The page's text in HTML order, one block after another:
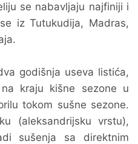
se nabavljaju najfiniji i
iz Tutukudija, Madras,
godišnja useva listića,
kraju kišne sezone u
tokom sušne sezone.
(aleksandrijsku vrstu),
sušenja sa direktnim